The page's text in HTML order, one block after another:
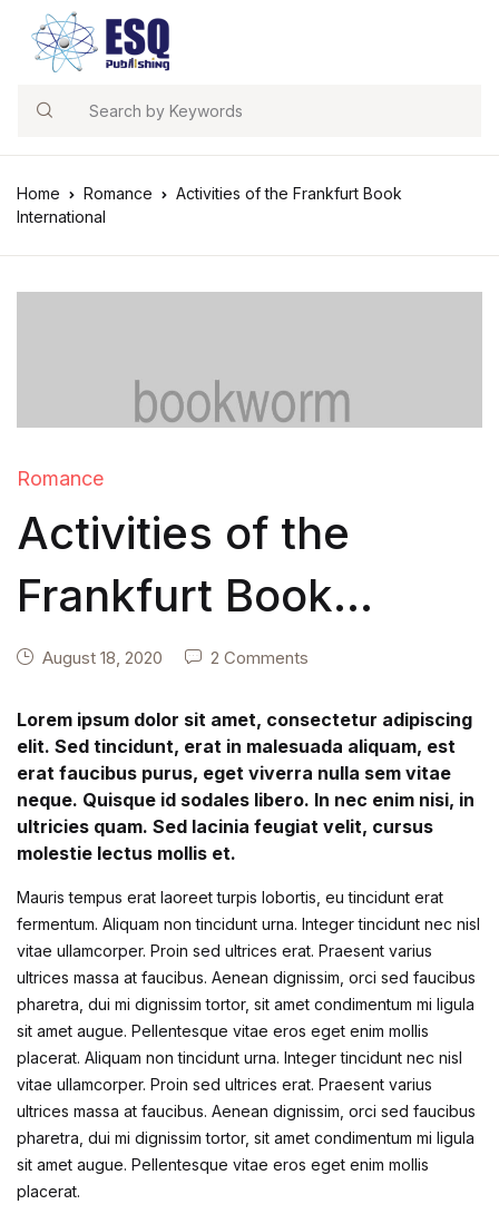
Search
Home Romance
Activities of the Frankfurt Book
International
Romance
Activities of the
Frankfurt Book
International
August 18, 2020 2 Comments
Lorem ipsum dolor sit amet, consectetur adipiscing
elit. Sed tincidunt, erat in malesuada aliquam, est
erat faucibus purus, eget viverra nulla sem vitae
neque. Quisque id sodales libero. In nec enim nisi, in
ultricies quam. Sed lacinia feugiat velit, cursus
molestie lectus mollis et.
Mauris tempus erat laoreet turpis lobortis, eu tincidunt erat
fermentum. Aliquam non tincidunt urna. Integer tincidunt nec nisl
vitae ullamcorper. Proin sed ultrices erat. Praesent varius
ultrices massa at faucibus. Aenean dignissim, orci sed faucibus
pharetra, dui mi dignissim tortor, sit amet condimentum mi ligula
sit amet augue. Pellentesque vitae eros eget enim mollis
placerat. Aliquam non tincidunt urna. Integer tincidunt nec nisl
vitae ullamcorper. Proin sed ultrices erat. Praesent varius
ultrices massa at faucibus. Aenean dignissim, orci sed faucibus
pharetra, dui mi dignissim tortor, sit amet condimentum mi ligula
sit amet augue. Pellentesque vitae eros eget enim mollis
placerat.